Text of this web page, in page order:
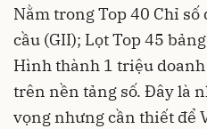
Nằm trong Top 40 Chỉ
cầu (GII); Lọt Top 45
Hình thành 1 triệu
trên nền tảng số. Đây là
vọng nhưng cần thiết để